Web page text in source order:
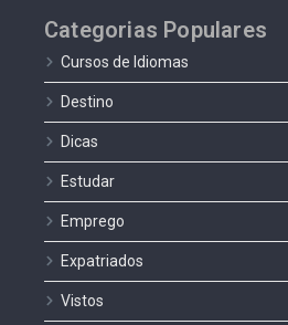
Categorias Populares
Cursos de Idiomas
Destino
Dicas
Estudar
Emprego
Expatriados
Vistos